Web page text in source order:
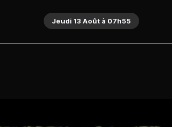
Jeudi 13 Août à 07h55